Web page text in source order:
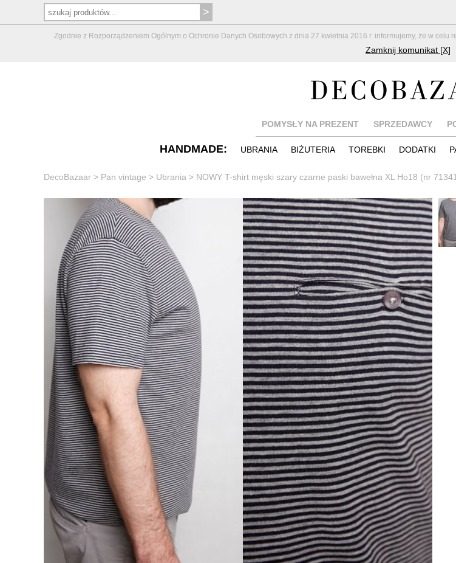
Zgodnie z Rozporządzeniem Ogólnym o Ochronie Danych Osobowych z dnia 27 kwietnia 2016 r. informujemy, że w celu
Zamknij komunikat [X]
POMYSŁY NA PREZENT SPRZEDAWCY
HANDMADE: UBRANIA BIŻUTERIA TOREBKI DODATKI
DecoBazaar > Pan vintage > Ubrania > NOWY T-shirt męski szary czarne paski bawełna XL Ho18 (nr